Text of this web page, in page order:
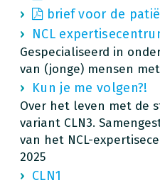
brief voor de
NCL
Gespecialiseerd in
van (jonge) mensen met
Kun je me volgen?!
Over het leven met de
variant CLN3.
van het NCL-
2025
CLN1